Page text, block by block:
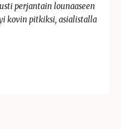
perjantain lounaaseen
kovin pitkiksi, asialistalla